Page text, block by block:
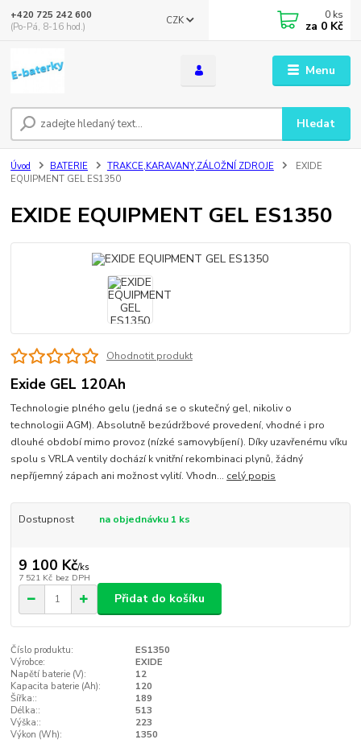
Menu
CZK
Hledat
+420 725 242 600
(Po-Pá, 8-16 hod.)
0 ks
za 0 Kč
Úvod BATERIE TRAKCE,KARAVANY,ZÁLOŽNÍ ZDROJE
EXIDE
EQUIPMENT GEL ES1350
EXIDE EQUIPMENT GEL ES1350
Ohodnotit produkt
Exide GEL 120Ah
Technologie plného gelu (jedná se o skutečný gel, nikoliv o
technologii AGM). Absolutně bezúdržbové provedení, vhodné i pro
dlouhé období mimo provoz (nízké samovybíjení). Díky uzavřenému víku
spolu s VRLA ventily dochází k vnitřní rekombinaci plynů, žádný
nepříjemný zápach ani možnost vylití. Vhodn... celý popis
Dostupnost na objednávku 1 ks
9 100 Kč/ks
7 521 Kč bez DPH
Přidat do košíku
Číslo produktu:
ES1350
Výrobce:
EXIDE
Napětí baterie (V):
12
Kapacita baterie (Ah):
120
Šířka::
189
Délka::
513
Výška::
223
Výkon (Wh):
1350